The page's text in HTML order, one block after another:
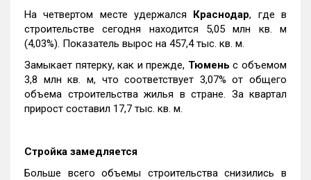
На четвертом месте удержался Краснодар, где в
строительстве сегодня находится 5,05 млн кв. м
(4,03%). Показатель вырос на 457,4 тыс. кв. м.
Замыкает пятерку, как и прежде, Тюмень с объемом
3,8 млн кв. м, что соответствует 3,07% от общего
объема строительства жилья в стране. За квартал
прирост составил 17,7 тыс. кв. м.
Стройка замедляется
Больше всего объемы строительства снизились в